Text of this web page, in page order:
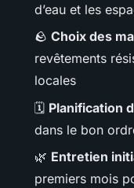
d’eau et les
🪨 Choix des
revêtements
locales
🗓️ Planification
dans le bon
🌿 Entretien
premiers mois